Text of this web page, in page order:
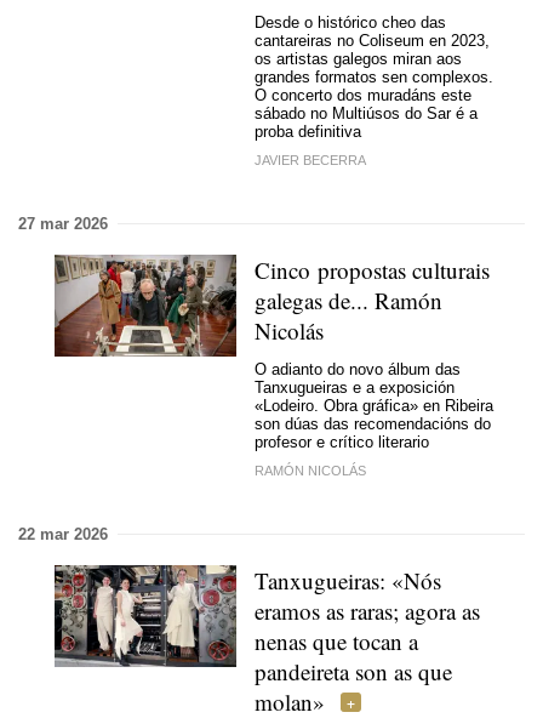
Desde o histórico cheo das
cantareiras no Coliseum en 2023,
os artistas galegos miran aos
grandes formatos sen complexos.
O concerto dos muradáns este
sábado no Multiúsos do Sar é a
proba definitiva
JAVIER BECERRA
27 mar 2026
Cinco propostas culturais
galegas de... Ramón
Nicolás
O adianto do novo álbum das
Tanxugueiras e a exposición
«Lodeiro. Obra gráfica» en Ribeira
son dúas das recomendacións do
profesor e crítico literario
RAMÓN NICOLÁS
22 mar 2026
Tanxugueiras: «Nós
eramos as raras; agora as
nenas que tocan a
pandeireta son as que
molan»